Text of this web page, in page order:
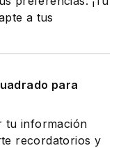
a tus
para
tu información
recordatorios y